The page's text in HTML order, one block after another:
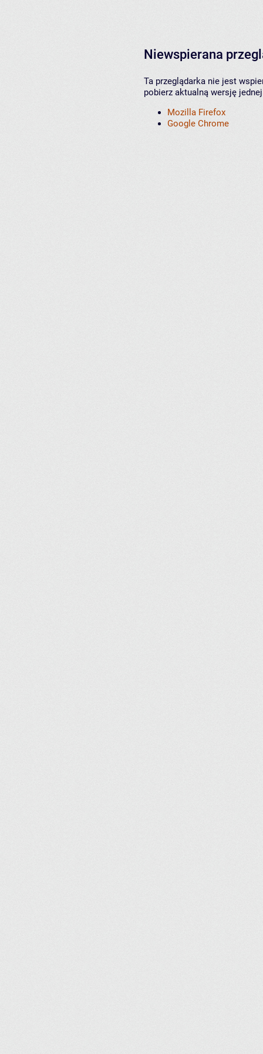
Niewspierana
Ta przeglądarka nie jest
pobierz aktualną wersję
Mozilla Firefox
Google Chrome